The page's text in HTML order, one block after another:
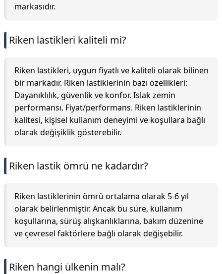
markasıdır.
Riken lastikleri kaliteli mi?
Riken lastikleri, uygun fiyatlı ve kaliteli olarak bilinen
bir markadır. Riken lastiklerinin bazı özellikleri:
Dayanıklılık, güvenlik ve konfor. Islak zemin
performansı. Fiyat/performans. Riken lastiklerinin
kalitesi, kişisel kullanım deneyimi ve koşullara bağlı
olarak değişiklik gösterebilir.
Riken lastik ömrü ne kadardır?
Riken lastiklerinin ömrü ortalama olarak 5-6 yıl
olarak belirlenmiştir. Ancak bu süre, kullanım
koşullarına, sürüş alışkanlıklarına, bakım düzenine
ve çevresel faktörlere bağlı olarak değişebilir.
Riken hangi ülkenin malı?